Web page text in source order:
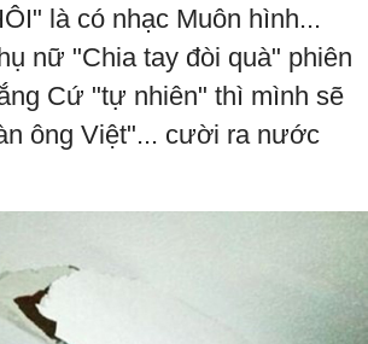
là có nhạc Muôn hình...
nữ "Chia tay đòi quà" phiên
Cứ "tự nhiên" thì mình sẽ
ông Việt"... cười ra nước